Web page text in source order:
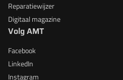
Reparatiewijzer
Digitaal magazine
Volg AMT
Facebook
LinkedIn
Instagram